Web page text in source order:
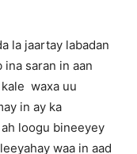
la jaartay labadan
ina saran in aan
waxa uu
in ay ka
loogu bineeyey
waa in aad